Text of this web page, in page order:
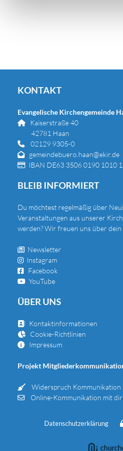
KONTAKT
Evangelische Kirchengemeinde

Kaiserstraße 40
42781 Haan
 02129 9305-0
 gemeindebuero.haan@ekir.de
 IBAN DE63 3506 0190 1010
BLEIB INFORMIERT
Du möchtest regelmäßig über
Veranstaltungen aus unserer
werden? Wir freuen uns über dein
 Newsletter
 Instagram
 Facebook
 YouTube
ÜBER UNS
 Kontaktinformationen
 Cookie-Richtlinien
 Impressum
Projekt
 Widerspruch Kommunikation
 Online-Kommunikation mit dir
Datenschutzerklärung